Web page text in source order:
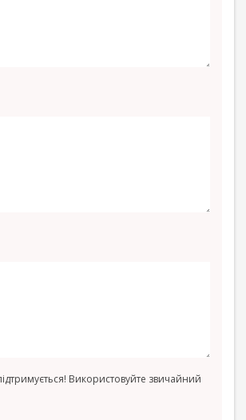
Використовуйте звичайний